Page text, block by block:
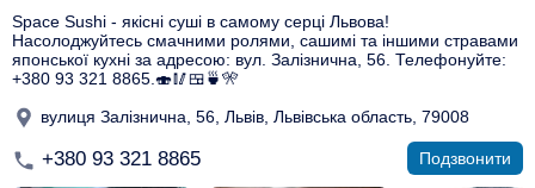
Space Sushi - якісні суші в самому серці Львова!
Насолоджуйтесь смачними ролями, сашимі та іншими стравами
японської кухні за адресою: вул. Залізнична, 56. Телефонуйте:
+380 93 321 8865.🍣🥢🍱🍵🎌
вулиця Залізнична, 56, Львів, Львівська область, 79008
+380 93 321 8865 Подзвонити